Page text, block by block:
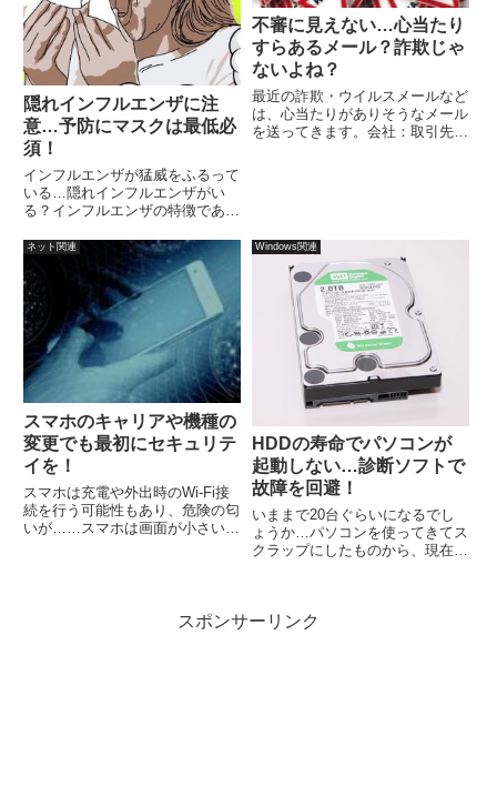
隠れインフルエンザに注
意…予防にマスクは最低必
須！
インフルエンザが猛威をふるって
いる…隠れインフルエンザがい
る？インフルエンザの特徴である
にくいため、会社へ出勤したり、
学校へ登校してしまう。そして、
ウイルスをバラまいていることに
気づかずに、次々と感染させてし
まいます。
不審に見えない…心当たり
すらあるメール？詐欺じゃ
ないよね？
最近の詐欺・ウイルスメールなど
は、心当たりがありそうなメール
を送ってきます。会社：取引先か
ネット関連
スマホのキャリアや機種の
変更でも最初にセキュリテ
イを！
スマホは充電や外出時のWi-Fi接
続を行う可能性もあり、危険の匂
いが……スマホは画面が小さいの
騒ぎに便乗した詐欺行為が横行
Windows関連
HDDの寿命でパソコンが
起動しない…診断ソフトで
故障を回避！
いままで20台ぐらいになるでし
ょうか…パソコンを使ってきてス
クラップにしたものから、現在使
のパーツなら交換したり、HDD
スポンサーリンク